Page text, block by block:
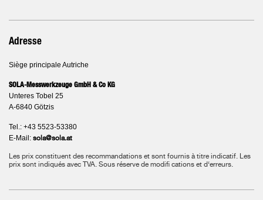
Adresse
Siège principale Autriche
SOLA-Messwerkzeuge GmbH & Co KG
Unteres Tobel 25
A-6840 Götzis
Tel.: +43 5523-53380
E-Mail: sola@sola.at
Les prix constituent des recommandations et sont fournis à titre indicatif. Les
prix sont indiqués avec TVA. Sous réserve de modifi cations et d‘erreurs.